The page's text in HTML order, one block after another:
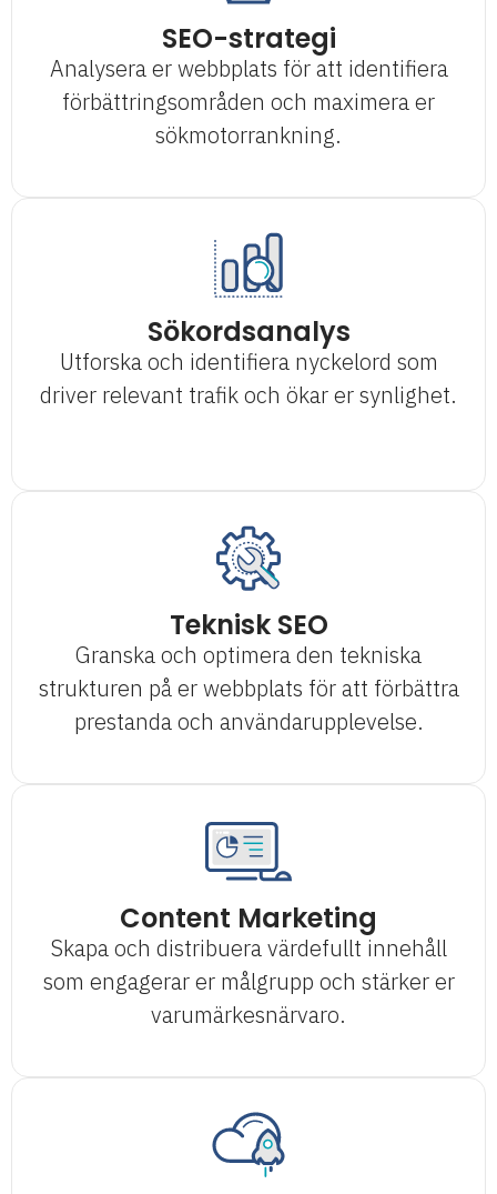
SEO-strategi
Analysera er webbplats för att identifiera
förbättringsområden och maximera er
sökmotorrankning.
Sökordsanalys
Utforska och identifiera nyckelord som
driver relevant trafik och ökar er synlighet.
Teknisk SEO
Granska och optimera den tekniska
strukturen på er webbplats för att förbättra
prestanda och användarupplevelse.
Content Marketing
Skapa och distribuera värdefullt innehåll
som engagerar er målgrupp och stärker er
varumärkesnärvaro.